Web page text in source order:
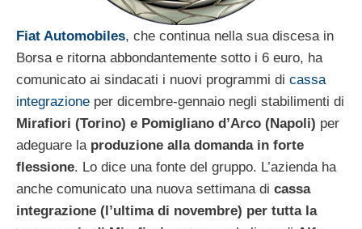
Fiat Automobiles, che continua nella sua discesa in
Borsa e ritorna abbondantemente sotto i 6 euro, ha
comunicato ai sindacati i nuovi programmi di cassa
integrazione per dicembre-gennaio negli stabilimenti di
Mirafiori (Torino) e Pomigliano d’Arco (Napoli) per
adeguare la produzione alla domanda in forte
flessione. Lo dice una fonte del gruppo. L’azienda ha
anche comunicato una nuova settimana di cassa
integrazione (l’ultima di novembre) per tutta la